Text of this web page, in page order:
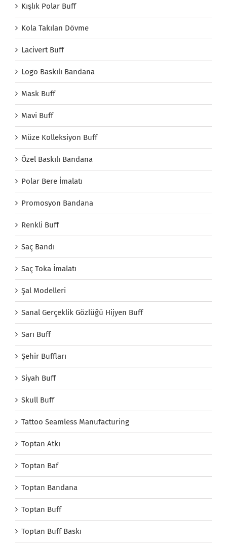
Kışlık Polar Buff
Kola Takılan Dövme
Lacivert Buff
Logo Baskılı Bandana
Mask Buff
Mavi Buff
Müze Kolleksiyon Buff
Özel Baskılı Bandana
Polar Bere İmalatı
Promosyon Bandana
Renkli Buff
Saç Bandı
Saç Toka İmalatı
Şal Modelleri
Sanal Gerçeklik Gözlüğü Hijyen Buff
Sarı Buff
Şehir Buffları
Siyah Buff
Skull Buff
Tattoo Seamless Manufacturing
Toptan Atkı
Toptan Baf
Toptan Bandana
Toptan Buff
Toptan Buff Baskı